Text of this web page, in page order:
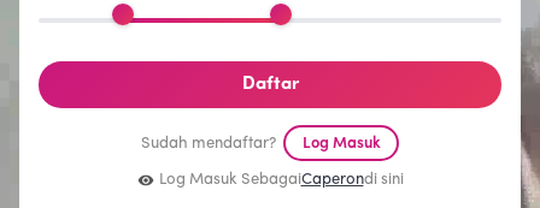
Daftar
Sudah mendaftar? Log Masuk
Log Masuk SebagaiCaperondi sini